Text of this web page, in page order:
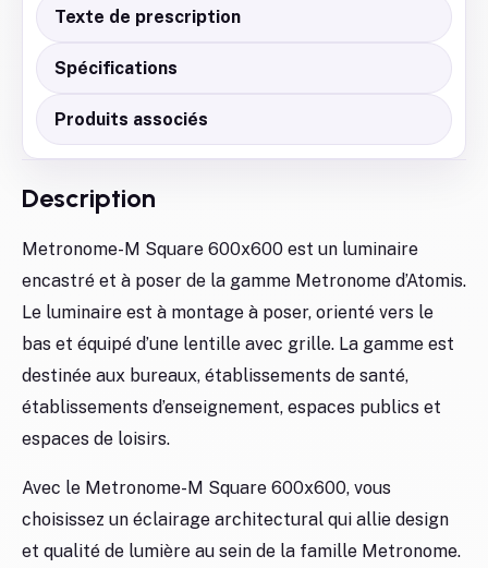
Texte de prescription
Spécifications
Produits associés
Description
Metronome-M Square 600x600 est un luminaire
encastré et à poser de la gamme Metronome d’Atomis.
Le luminaire est à montage à poser, orienté vers le
bas et équipé d’une lentille avec grille. La gamme est
destinée aux bureaux, établissements de santé,
établissements d’enseignement, espaces publics et
espaces de loisirs.
Avec le Metronome-M Square 600x600, vous
choisissez un éclairage architectural qui allie design
et qualité de lumière au sein de la famille Metronome.